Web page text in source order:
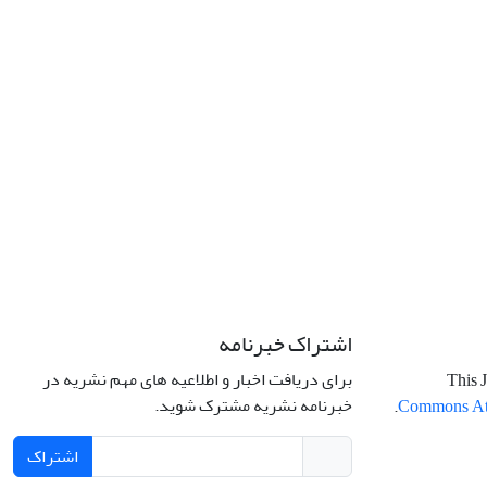
This
Commons
.
اشتراک خبرنامه
برای دریافت اخبار و اطلاعیه های مهم نشریه در
خبرنامه نشریه مشترک شوید.
اشتراک